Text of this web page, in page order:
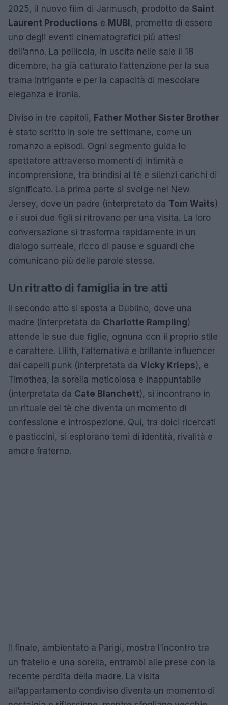
2025, il nuovo film di Jarmusch, prodotto da Saint
Laurent Productions e MUBI, promette di essere
uno degli eventi cinematografici più attesi
dell’anno. La pellicola, in uscita nelle sale il 18
dicembre, ha già catturato l’attenzione per la sua
trama intrigante e per la capacità di mescolare
eleganza e ironia.
Diviso in tre capitoli, Father Mother Sister Brother
è stato scritto in sole tre settimane, come un
romanzo a episodi. Ogni segmento guida lo
spettatore attraverso momenti di intimità e
incomprensione, tra brindisi al tè e silenzi carichi di
significato. La prima parte si svolge nel New
Jersey, dove un padre (interpretato da Tom Waits)
e i suoi due figli si ritrovano per una visita. La loro
conversazione si trasforma rapidamente in un
dialogo surreale, ricco di pause e sguardi che
comunicano più delle parole stesse.
Un ritratto di famiglia in tre atti
Il secondo atto si sposta a Dublino, dove una
madre (interpretata da Charlotte Rampling)
attende le sue due figlie, ognuna con il proprio stile
e carattere. Lilith, l’alternativa e brillante influencer
dai capelli punk (interpretata da Vicky Krieps), e
Timothea, la sorella meticolosa e inappuntabile
(interpretata da Cate Blanchett), si incontrano in
un rituale del tè che diventa un momento di
confessione e introspezione. Qui, tra dolci ricercati
e pasticcini, si esplorano temi di identità, rivalità e
amore fraterno.
Il finale, ambientato a Parigi, mostra l’incontro tra
un fratello e una sorella, entrambi alle prese con la
recente perdita della madre. La visita
all’appartamento condiviso diventa un momento di